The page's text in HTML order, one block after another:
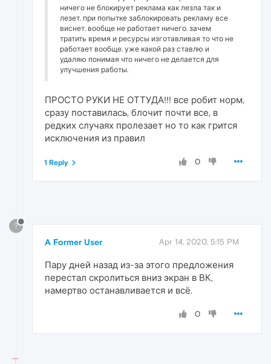
ничего не блокирует реклама как лезла так и
лезет. при попытке заблокировать рекламу все
виснет. вообще не работает ничего. зачем
тратить время и ресурсы изготавливая то что не
работает вообще. уже какой раз ставлю и
удаляю понимая что ничего не делается для
улучшения работы.
ПРОСТО РУКИ НЕ ОТТУДА!!! все робит норм,
сразу поставилась, блочит почти все, в
редких случаях пролезает но то как грится
исключения из правил
0
1 Reply
?
A Former User Apr 14, 2020, 5:15 PM
Пару дней назад из-за этого предложения
перестал скролиться вниз экран в ВК,
намертво останавливается и всё.
0